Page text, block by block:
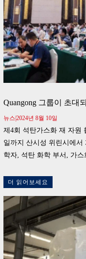
Quangong 그룹이 초대
뉴스|2024년 8월 10일
제4회 석탄가스화 재 자원
일까지 산시성 위린시에서
학자, 석탄 화학 부서, 가
더 읽어보세요